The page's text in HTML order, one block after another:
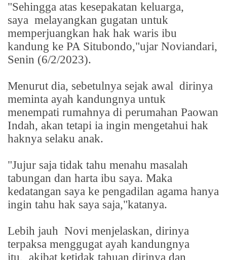
"Sehingga atas kesepakatan keluarga,
saya melayangkan gugatan untuk
memperjuangkan hak hak waris ibu
kandung ke PA Situbondo,"ujar Noviandari,
Senin (6/2/2023).
Menurut dia, sebetulnya sejak awal dirinya
meminta ayah kandungnya untuk
menempati rumahnya di perumahan Paowan
Indah, akan tetapi ia ingin mengetahui hak
haknya selaku anak.
"Jujur saja tidak tahu menahu masalah
tabungan dan harta ibu saya. Maka
kedatangan saya ke pengadilan agama hanya
ingin tahu hak saya saja,"katanya.
Lebih jauh Novi menjelaskan, dirinya
terpaksa menggugat ayah kandungnya
itu, akibat ketidak tahuan dirinya dan